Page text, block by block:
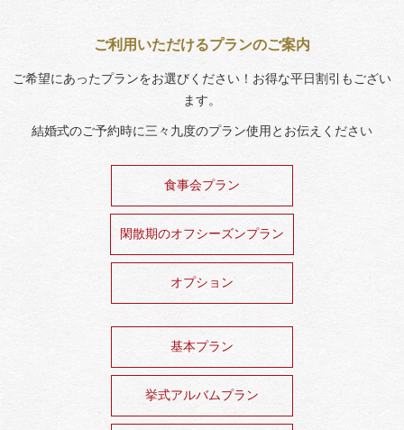
ご利用いただけるプランのご案内
ご希望にあったプランをお選びください！お得な平日割引もござい
ます。
結婚式のご予約時に三々九度のプラン使用とお伝えください
食事会プラン
閑散期のオフシーズンプラン
オプション
基本プラン
挙式アルバムプラン